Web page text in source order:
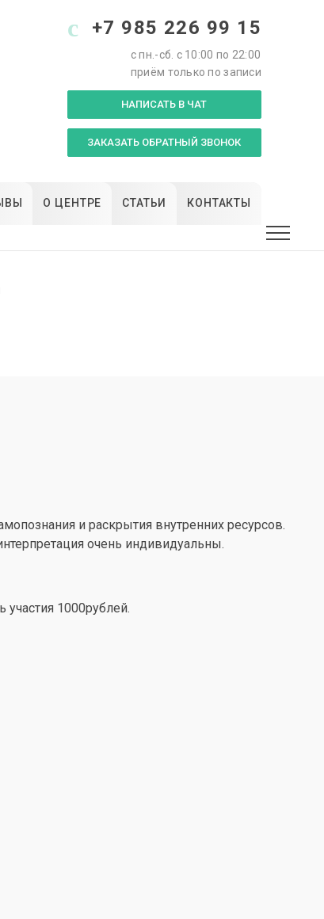
+7 985 226 99 15
с пн.-сб. с 10:00 по 22:00
приём только по записи
НАПИСАТЬ В ЧАТ
ЗАКАЗАТЬ ОБРАТНЫЙ ЗВОНОК
О ЦЕНТРЕ СТАТЬИ КОНТАКТЫ
и раскрытия внутренних ресурсов.
очень индивидуальны.
1000рублей.